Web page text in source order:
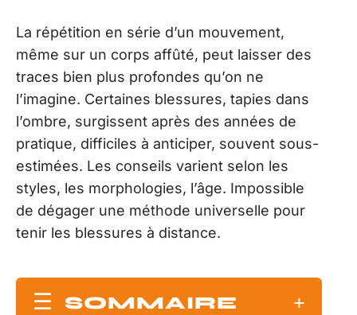
La répétition en série d’un mouvement,
même sur un corps affûté, peut laisser des
traces bien plus profondes qu’on ne
l’imagine. Certaines blessures, tapies dans
l’ombre, surgissent après des années de
pratique, difficiles à anticiper, souvent sous-
estimées. Les conseils varient selon les
styles, les morphologies, l’âge. Impossible
de dégager une méthode universelle pour
tenir les blessures à distance.
SOMMAIRE